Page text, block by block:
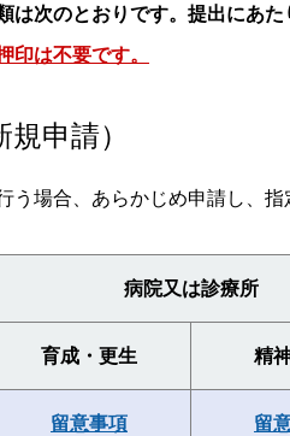
は次のとおりです。提出にあた
は不要です。
申請）
う場合、あらかじめ申請し、
病院又は診療所
育成・更生 精
留意事項 留